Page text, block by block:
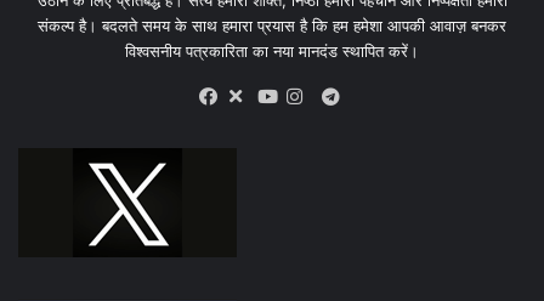
संकल्प है। बदलते समय के साथ हमारा प्रयास है कि हम हमेशा आपकी आवाज़ बनकर
विश्वसनीय पत्रकारिता का नया मानदंड स्थापित करें।
X
Telegram